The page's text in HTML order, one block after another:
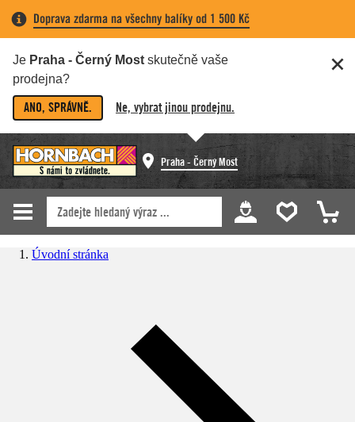
Doprava zdarma na všechny balíky od 1 500 Kč
Je Praha - Černý Most skutečně vaše
prodejna?
ANO, SPRÁVNĚ. Ne, vybrat jinou prodejnu.
Praha - Černý Most
Úvodní stránka